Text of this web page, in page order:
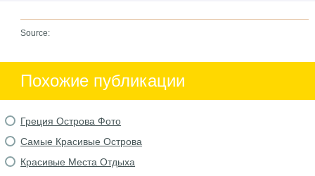
Source:
Похожие публикации
Греция Острова Фото
Самые Красивые Острова
Красивые Места Отдыха